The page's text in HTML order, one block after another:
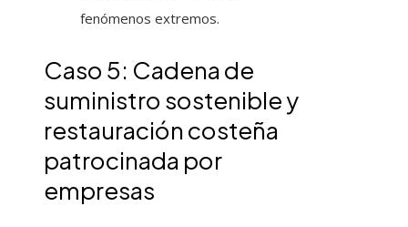
fenómenos extremos.
Caso 5: Cadena de
suministro sostenible y
restauración costeña
patrocinada por
empresas